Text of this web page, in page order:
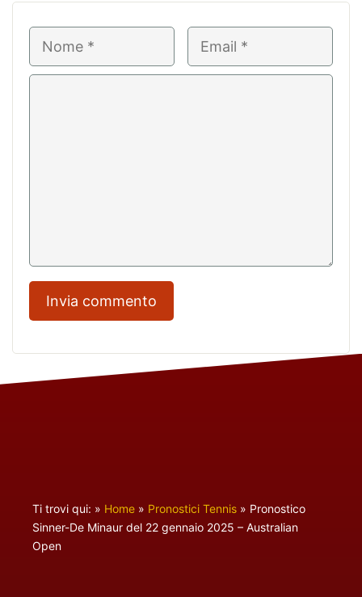
Nome Email
Ti trovi qui: » Home » Pronostici Tennis » Pronostico
Sinner-De Minaur del 22 gennaio 2025 – Australian
Open